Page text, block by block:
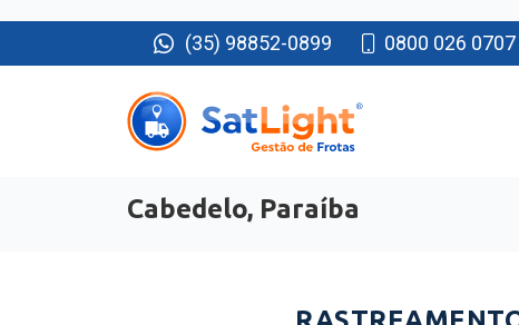
(35) 98852-0899 0800 026 0707
Cabedelo, Paraíba